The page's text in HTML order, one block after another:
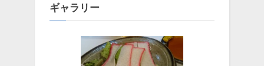
ギャラリー